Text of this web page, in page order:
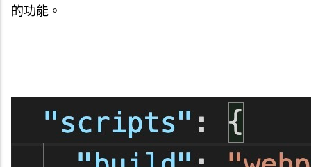
的功能。